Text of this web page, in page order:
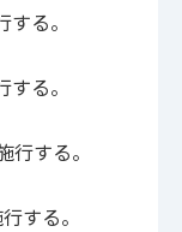
る。
る。
する。
する。